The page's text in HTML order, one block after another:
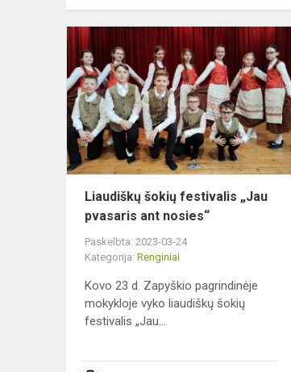
Liaudiškų šokių festivalis „Jau
pvasaris ant nosies“
Paskelbta: 2023-03-24
Kategorija: Renginiai
Kovo 23 d. Zapyškio pagrindinėje
mokykloje vyko liaudiškų šokių
festivalis „Jau...